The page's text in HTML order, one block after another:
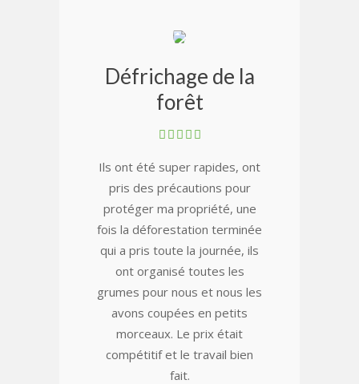
Défrichage de la
forêt
Ils ont été super rapides, ont
pris des précautions pour
protéger ma propriété, une
fois la déforestation terminée
qui a pris toute la journée, ils
ont organisé toutes les
grumes pour nous et nous les
avons coupées en petits
morceaux. Le prix était
compétitif et le travail bien
fait.